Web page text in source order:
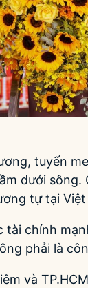
tuyến
dưới sông.
tự tại Việt
tài chính
phải là
và TP.HCM